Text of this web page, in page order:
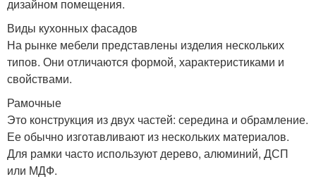
дизайном помещения.
Виды кухонных фасадов
На рынке мебели представлены изделия нескольких
типов. Они отличаются формой, характеристиками и
свойствами.
Рамочные
Это конструкция из двух частей: середина и обрамление.
Ее обычно изготавливают из нескольких материалов.
Для рамки часто используют дерево, алюминий, ДСП
или МДФ.